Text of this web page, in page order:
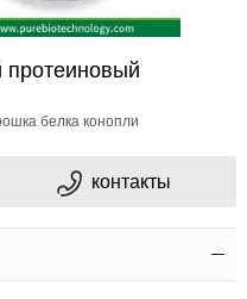
протеиновый
белка конопли
контакты